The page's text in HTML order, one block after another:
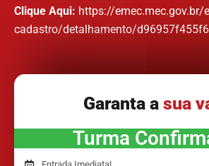
Clique Aqui: https://emec.mec.gov.br/
cadastro/detalhamento/
Garanta a sua
Turma